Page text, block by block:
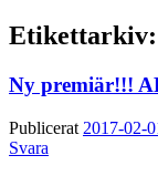
Etikettarkiv:
Ny premiär!!!
Publicerat 2017-02-
Svara